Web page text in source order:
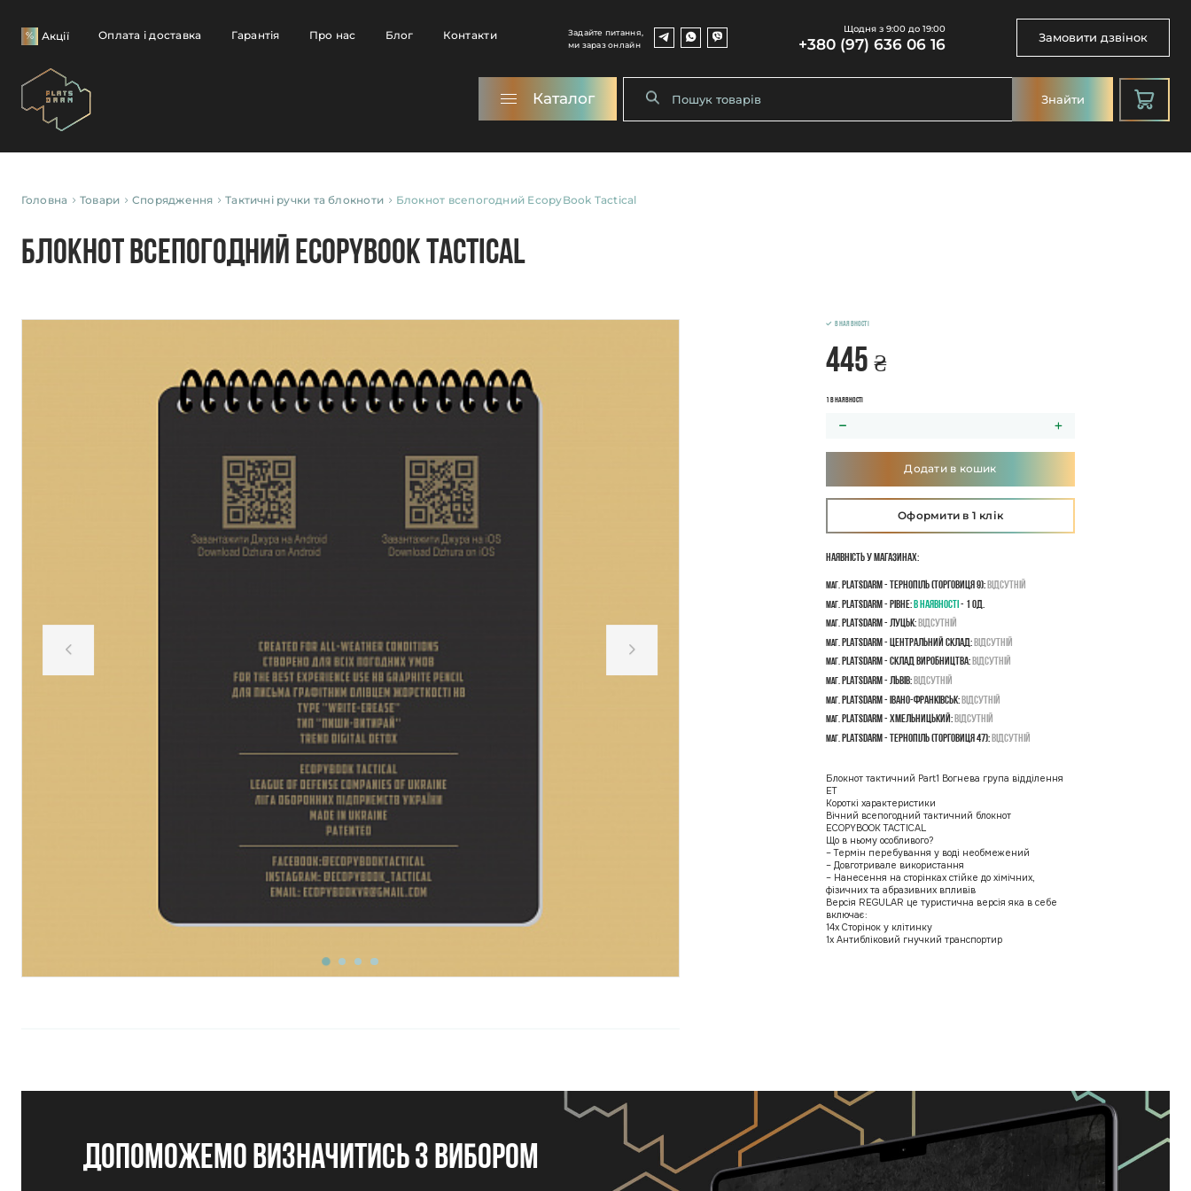
Акції Оплата і доставка Гарантія Про нас Блог Контакти
Задайте питання,
ми зараз онлайн
Щодня з 9:00 до 19:00
+380 (97) 636 06 16 Замовити дзвінок
Каталог Знайти
Головна Товари Спорядження Тактичні ручки та блокноти Блокнот всепогодний EcopyBook Tactical
Блокнот всепогодний EcopyBook Tactical
В наявності
445₴
1 в наявності
Додати в кошик
Оформити в 1 клік
Наявність у магазинах:
маг. PLATSDARM - Тернопіль (Торговиця 9): Відсутній
маг. PLATSDARM - Рівне: В наявності - 1 од.
маг. PLATSDARM - Луцьк: Відсутній
маг. PLATSDARM - Центральний склад: Відсутній
маг. PLATSDARM - Склад виробництва: Відсутній
маг. PLATSDARM - Львів: Відсутній
маг. PLATSDARM - Івано-Франківськ: Відсутній
маг. PLATSDARM - Хмельницький: Відсутній
маг. PLATSDARM - Тернопіль (Торговиця 47): Відсутній
Блокнот тактичний Part1 Вогнева група відділення
ET
Короткі характеристики
Вічний всепогодний тактичний блокнот
ECOPYBOOK TACTICAL
Що в ньому особливого?
– Термін перебування у воді необмежений
– Довготривале використання
– Нанесення на сторінках стійке до хімічних,
фізичних та абразивних впливів
Версія REGULAR це туристична версія яка в себе
включає:
14х Сторінок у клітинку
1х Антибліковий гнучкий транспортир
допоможемо визначитись з вибором